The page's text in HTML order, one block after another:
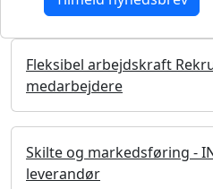
Fleksibel arbejdskraft
medarbejdere
Skilte og markedsføring -
leverandør